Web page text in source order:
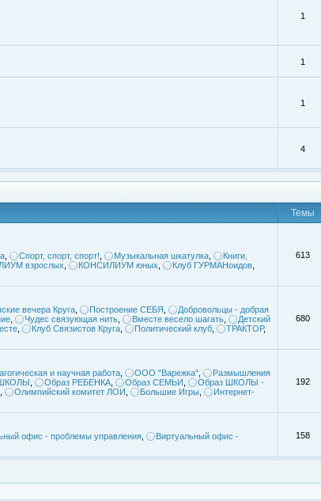
1
1
1
4
Темы
Спорт, спорт, спорт! Музыкальная шкатулка
Книги,
взрослых КОНСИЛИУМ юных Клуб ГУРМАНоидов
613
вечера Круга Построение СЕБЯ
Добровольцы - добрая
Чудес связующая нить Вместе весело шагать
Детский
Клуб Связистов Круга Политический клуб ТРАКТОР,
680
и научная работа ООО "Варежка"
Размышления
Образ РЕБЕНКА Образ СЕМЬИ
Образ ШКОЛЫ -
Олимпийский комитет ЛОИ Большие Игры
Интернет-
192
офис - проблемы управления
Виртуальный офис -
158